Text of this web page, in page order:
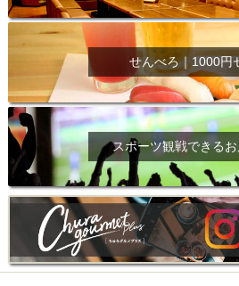
せんべろ｜1000円
スポーツ観戦できるお